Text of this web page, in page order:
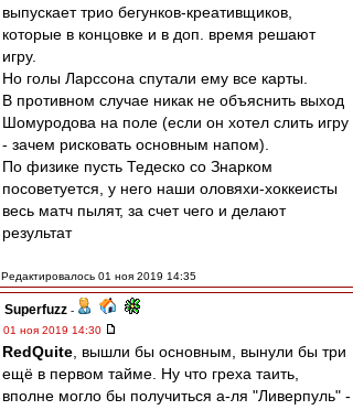
выпускает трио бегунков-креативщиков,
которые в концовке и в доп. время решают
игру.
Но голы Ларссона спутали ему все карты.
В противном случае никак не объяснить выход
Шомуродова на поле (если он хотел слить игру
- зачем рисковать основным напом).
По физике пусть Тедеско со Знарком
посоветуется, у него наши оловяхи-хоккеисты
весь матч пылят, за счет чего и делают
результат
Редактировалось 01 ноя 2019 14:35
Superfuzz -
01 ноя 2019 14:30
RedQuite , вышли бы основным, вынули бы три
ещё в первом тайме. Ну что греха таить,
вполне могло бы получиться а-ля "Ливерпуль" -